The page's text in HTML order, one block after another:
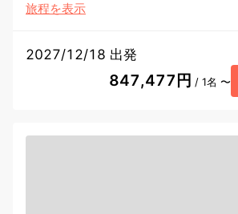
旅程を表示
2027/12/18 出発
847,477円 / 1名 〜